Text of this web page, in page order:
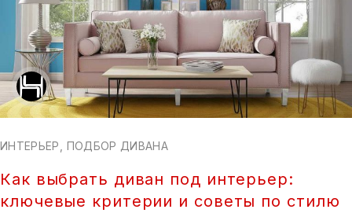
ИНТЕРЬЕР ПОДБОР ДИВАНА
Как выбрать диван под интерьер:
ключевые критерии и советы по стилю